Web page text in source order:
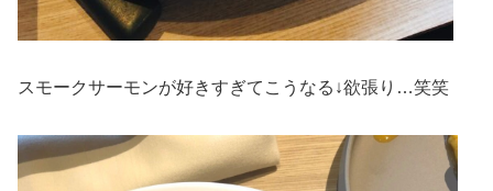
スモークサーモンが好きすぎてこうなる↓欲張り…笑笑